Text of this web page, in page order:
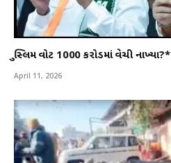
મુસ્લિમ વોટ 1000 કરોડમાં વેચી નાખ્યા?*
April 11, 2026